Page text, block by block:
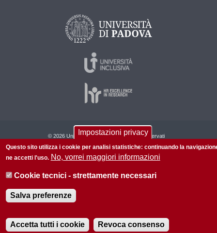
© 2026 Università di Padova - Tutti i diritti riservati
P.I. 00742430283 C.F. 80006480281
Impostazioni privacy
Questo sito utilizza i cookie per analisi statistiche: continuando la
ne accetti l'uso. No, vorrei maggiori informazioni
Cookie tecnici - strettamente necessari
Salva preferenze
Accetta tutti i cookie Revoca consenso